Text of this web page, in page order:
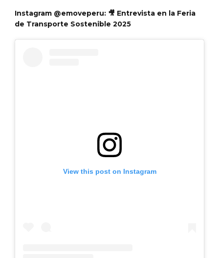
Instagram @emoveperu: 🎥 Entrevista en la Feria
de Transporte Sostenible 2025
View this post on Instagram